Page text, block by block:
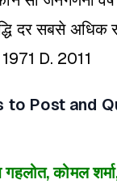
दर सबसे अधिक
D. 2011
to Post and
कोमल